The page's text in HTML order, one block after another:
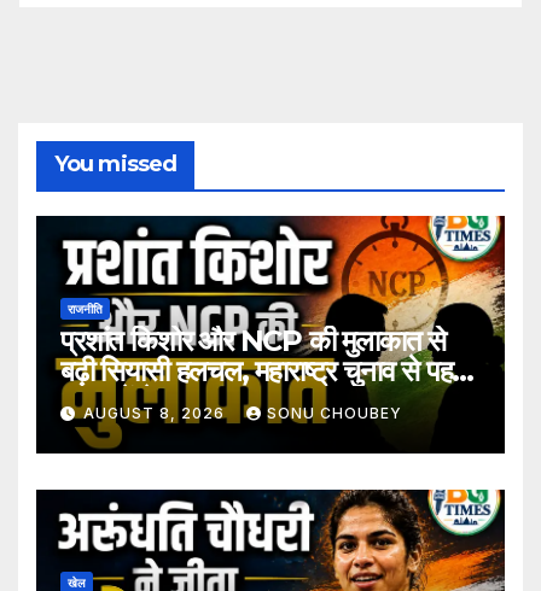
You missed
राजनीति
प्रशांत किशोर और NCP की मुलाकात से
बढ़ी सियासी हलचल, महाराष्ट्र चुनाव से पहले
अटकलें तेज
AUGUST 8, 2026 SONU CHOUBEY
खेल